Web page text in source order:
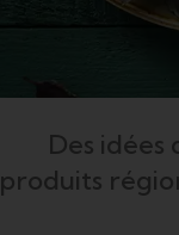
Des
produits